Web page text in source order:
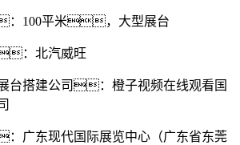
100平米，大型展台
：北汽威旺
台搭建公司：橙子视频在线观看国
广东现代国际展览中心（广东省东莞